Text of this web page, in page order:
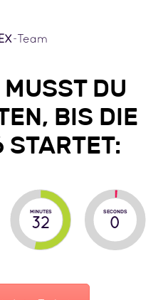
-Team
DU
BIS DIE
MINUTES
31
SECONDS
59